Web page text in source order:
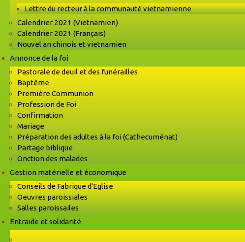
Lettre du recteur à la communauté vietnamienne
Calendrier 2021 (Vietnamien)
Calendrier 2021 (Français)
Nouvel an chinois et vietnamien
Annonce de la foi
Pastorale de deuil et des funérailles
Baptême
Première Communion
Profession de Foi
Confirmation
Mariage
Préparation des adultes à la foi (Cathecuménat)
Partage biblique
Onction des malades
Gestion matérielle et économique
Conseils de Fabrique d'Eglise
Oeuvres paroissiales
Salles paroissailes
Entraide et solidarité